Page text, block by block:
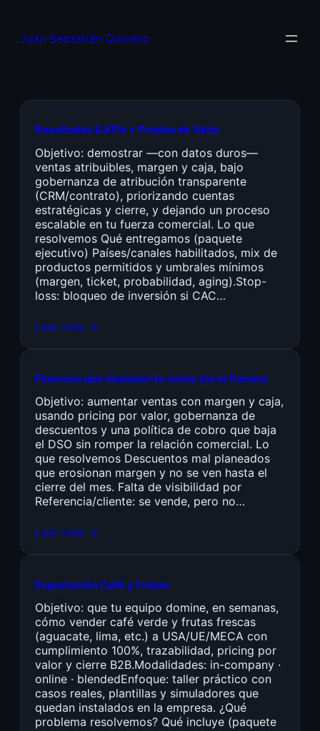
Juan Sebastián Quiceno
Resultados & KPIs + Prueba de Valor
Objetivo: demostrar —con datos duros—
ventas atribuibles, margen y caja, bajo
gobernanza de atribución transparente
(CRM/contrato), priorizando cuentas
estratégicas y cierre, y dejando un proceso
escalable en tu fuerza comercial. Lo que
resolvemos Qué entregamos (paquete
ejecutivo) Países/canales habilitados, mix de
productos permitidos y umbrales mínimos
(margen, ticket, probabilidad, aging).Stop-
loss: bloqueo de inversión si CAC…
Leer más →
Finanzas que impulsan la venta (no la frenan)
Objetivo: aumentar ventas con margen y caja,
usando pricing por valor, gobernanza de
descuentos y una política de cobro que baja
el DSO sin romper la relación comercial. Lo
que resolvemos Descuentos mal planeados
que erosionan margen y no se ven hasta el
cierre del mes. Falta de visibilidad por
Referencia/cliente: se vende, pero no…
Leer más →
Exportación Café y Frutas
Objetivo: que tu equipo domine, en semanas,
cómo vender café verde y frutas frescas
(aguacate, lima, etc.) a USA/UE/MECA con
cumplimiento 100%, trazabilidad, pricing por
valor y cierre B2B.Modalidades: in-company ·
online · blendedEnfoque: taller práctico con
casos reales, plantillas y simuladores que
quedan instalados en la empresa. ¿Qué
problema resolvemos? Qué incluye (paquete